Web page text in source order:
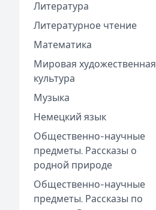
Литература
Литературное чтение
Математика
Мировая художественная
культура
Музыка
Немецкий язык
Общественно-научные
предметы. Рассказы о
родной природе
Общественно-научные
предметы. Рассказы по